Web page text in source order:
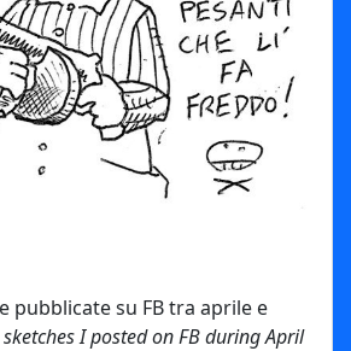
pubblicate su FB tra aprile e
sketches I posted on FB during April